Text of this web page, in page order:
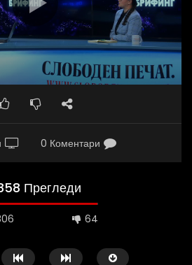
0 Коментари
Прегледи
64